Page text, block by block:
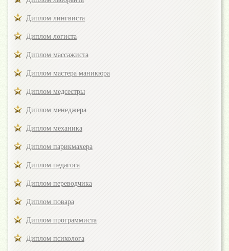
Диплом лингвиста
Диплом логиста
Диплом массажиста
Диплом мастера маникюра
Диплом медсестры
Диплом менеджера
Диплом механика
Диплом парикмахера
Диплом педагога
Диплом переводчика
Диплом повара
Диплом программиста
Диплом психолога